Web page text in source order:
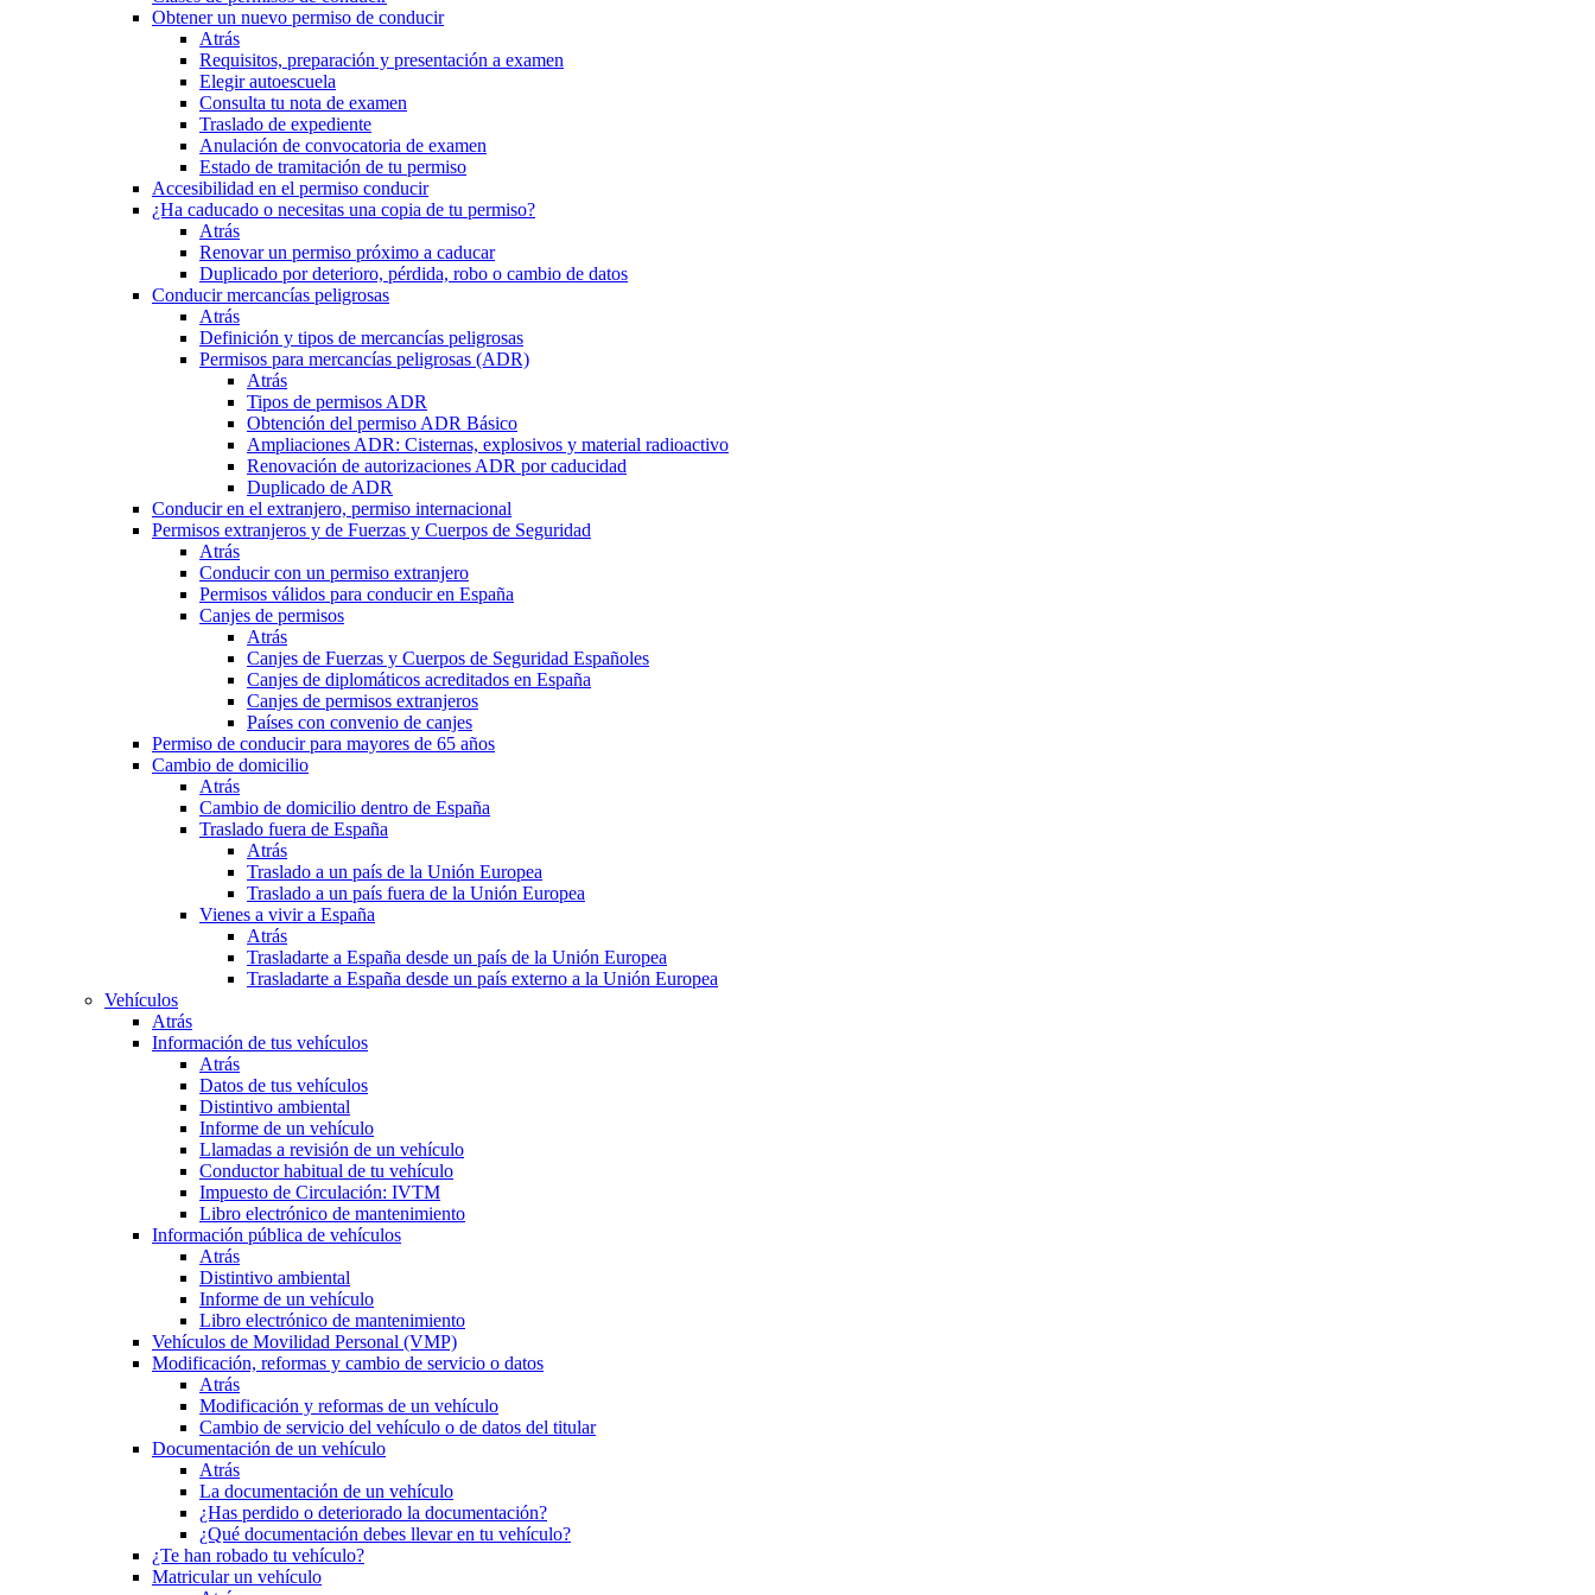
Obtener un nuevo permiso de conducir
Atrás
Requisitos, preparación y presentación a examen
Elegir autoescuela
Consulta tu nota de examen
Traslado de expediente
Anulación de convocatoria de examen
Estado de tramitación de tu permiso
Accesibilidad en el permiso conducir
¿Ha caducado o necesitas una copia de tu permiso?
Atrás
Renovar un permiso próximo a caducar
Duplicado por deterioro, pérdida, robo o cambio de datos
Conducir mercancías peligrosas
Atrás
Definición y tipos de mercancías peligrosas
Permisos para mercancías peligrosas (ADR)
Atrás
Tipos de permisos ADR
Obtención del permiso ADR Básico
Ampliaciones ADR: Cisternas, explosivos y material radioactivo
Renovación de autorizaciones ADR por caducidad
Duplicado de ADR
Conducir en el extranjero, permiso internacional
Permisos extranjeros y de Fuerzas y Cuerpos de Seguridad
Atrás
Conducir con un permiso extranjero
Permisos válidos para conducir en España
Canjes de permisos
Atrás
Canjes de Fuerzas y Cuerpos de Seguridad Españoles
Canjes de diplomáticos acreditados en España
Canjes de permisos extranjeros
Países con convenio de canjes
Permiso de conducir para mayores de 65 años
Cambio de domicilio
Atrás
Cambio de domicilio dentro de España
Traslado fuera de España
Atrás
Traslado a un país de la Unión Europea
Traslado a un país fuera de la Unión Europea
Vienes a vivir a España
Atrás
Trasladarte a España desde un país de la Unión Europea
Trasladarte a España desde un país externo a la Unión Europea
Vehículos
Atrás
Información de tus vehículos
Atrás
Datos de tus vehículos
Distintivo ambiental
Informe de un vehículo
Llamadas a revisión de un vehículo
Conductor habitual de tu vehículo
Impuesto de Circulación: IVTM
Libro electrónico de mantenimiento
Información pública de vehículos
Atrás
Distintivo ambiental
Informe de un vehículo
Libro electrónico de mantenimiento
Vehículos de Movilidad Personal (VMP)
Modificación, reformas y cambio de servicio o datos
Atrás
Modificación y reformas de un vehículo
Cambio de servicio del vehículo o de datos del titular
Documentación de un vehículo
Atrás
La documentación de un vehículo
¿Has perdido o deteriorado la documentación?
¿Qué documentación debes llevar en tu vehículo?
¿Te han robado tu vehículo?
Matricular un vehículo